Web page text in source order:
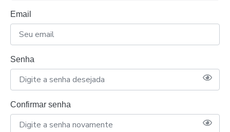
Email
Senha
Confirmar senha